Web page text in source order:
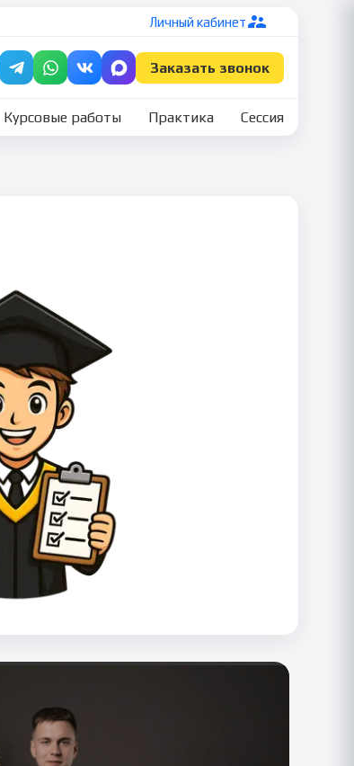
Личный кабинет
Заказать звонок
Курсовые работы Практика Сессия